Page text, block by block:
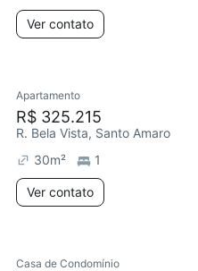
Ver contato
Apartamento
R$ 325.215
R. Bela Vista, Santo Amaro
30m² 1
Ver contato
Casa de Condomínio